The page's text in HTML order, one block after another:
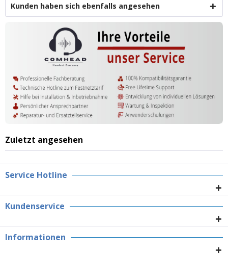
Kunden haben sich ebenfalls angesehen
Zuletzt angesehen
Service Hotline
Kundenservice
Informationen